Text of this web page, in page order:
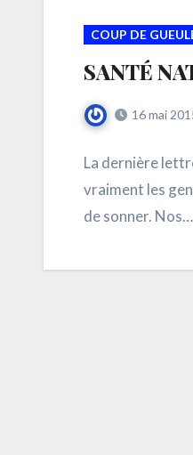
COUP DE
SANTÉ
16 mai
La dernière
vraiment les
de sonner. Nos…